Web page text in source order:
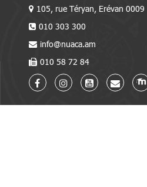
105, rue Téryan, Erévan 0009
010 303 300
info@nuaca.am
010 58 72 84